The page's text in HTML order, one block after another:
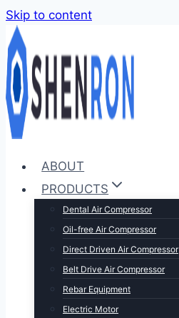
Skip to content
ABOUT
PRODUCTS
Dental Air Compressor
Oil-free Air Compressor
Direct Driven Air Compressor
Belt Drive Air Compressor
Rebar Equipment
Electric Motor